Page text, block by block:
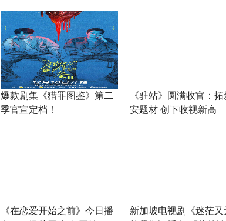
爆款剧集《猎罪图鉴》第二
季官宣定档！
《驻站》圆满收官：拓
安题材 创下收视新高
《在恋爱开始之前》今日播
新加坡电视剧《迷茫又